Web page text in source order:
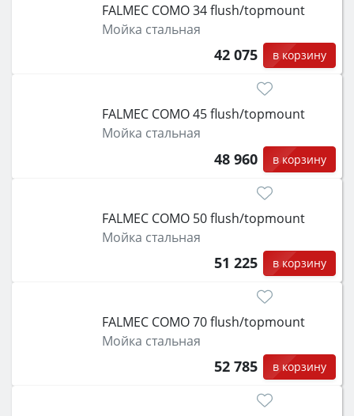
FALMEC COMO 34 flush/topmount
Мойка стальная
42 075 в корзину
FALMEC COMO 45 flush/topmount
Мойка стальная
48 960 в корзину
FALMEC COMO 50 flush/topmount
Мойка стальная
51 225 в корзину
FALMEC COMO 70 flush/topmount
Мойка стальная
52 785 в корзину